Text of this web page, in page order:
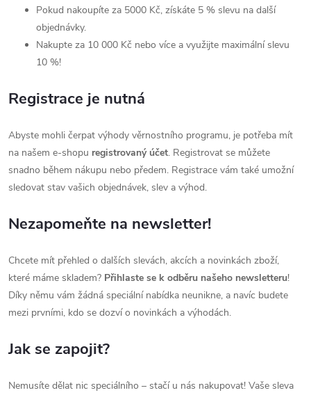
Pokud nakoupíte za 5000 Kč, získáte 5 % slevu na další
objednávky.
Nakupte za 10 000 Kč nebo více a využijte maximální slevu
10 %!
Registrace je nutná
Abyste mohli čerpat výhody věrnostního programu, je potřeba mít
na našem e-shopu registrovaný účet. Registrovat se můžete
snadno během nákupu nebo předem. Registrace vám také umožní
sledovat stav vašich objednávek, slev a výhod.
Nezapomeňte na newsletter!
Chcete mít přehled o dalších slevách, akcích a novinkách zboží,
které máme skladem? Přihlaste se k odběru našeho newsletteru!
Díky němu vám žádná speciální nabídka neunikne, a navíc budete
mezi prvními, kdo se dozví o novinkách a výhodách.
Jak se zapojit?
Nemusíte dělat nic speciálního – stačí u nás nakupovat! Vaše sleva